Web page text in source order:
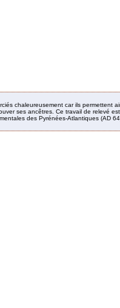
chaleureusement car ils permettent
ses ancêtres. Ce travail de relevé
des Pyrénées-Atlantiques (AD